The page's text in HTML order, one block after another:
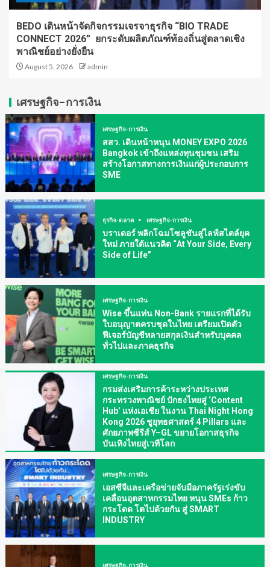
BEDO เดินหน้าจัดกิจกรรมเจรจาธุรกิจ “BIO TRADE
CONNECT 2026” ยกระดับผลิตภัณฑ์ท้องถิ่นสู่ตลาดเชิง
พาณิชย์อย่างยั่งยืน
August 5, 2026 admin
เศรษฐกิจ-การเงิน
เศรษฐกิจ-การเงิน
สสว. เดินหน้าหนุน MONEY EXPO 2026
Bangkok เข้าถึงแหล่งทุนชุมชน เสริม
สร้างโอกาสทางการเงินแก่ผู้ประกอบการ
SME
ธุรกิจ-ตลาด เศรษฐกิจ-การเงิน
บราเดอร์ พลิกโฉมโซลูชันสู่ไลฟ์สไตล์ยุค
ใหม่ ภายใต้แนวคิด “At Your Side, Every
Side of Life”
เศรษฐกิจ-การเงิน
Wise ขึ้นแท่น Non-Bank รายแรกที่ได้รับ
ใบอนุญาตครบชุดในไทย เตรียมเปิดตัว
ฟีเจอร์บัญชีหลายสกุลเงินสำหรับบุคคล
ทั่วไปและภาคธุรกิจ
เศรษฐกิจ-การเงิน
กรมส่งเสริมการค้าระหว่างประเทศ
กระทรวงพาณิชย์ ปักธงไทยสู่ ‘Content
Hub’ แห่งเอเชีย ในงาน Thai Night Hong
Kong 2026 ชูยุทธศาสตร์ 4 Pillars และ
ศักยภาพซีรีส์ Y–GL ขยายโอกาสธุรกิจ
บันเทิงไทยสู่เวทีโลก
เศรษฐกิจ-การเงิน
เอสซีจีและเครือข่ายจับมือภาครัฐเร่งขับ
เคลื่อนอุตสาหกรรมไทย หนุน SMEs ก้าว
กระโดด โตไปด้วยกัน สู่ SMART
INDUSTRY
เศรษฐกิจ-การเงิน